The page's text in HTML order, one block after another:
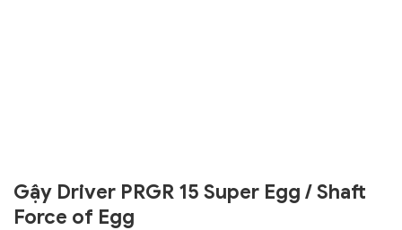
Gậy Driver PRGR 15 Super Egg / Shaft
Force of Egg